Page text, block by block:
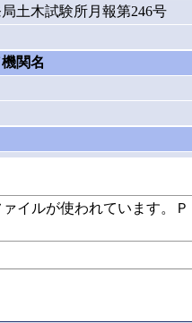
土木試験所月報第246号
関名
イルが使われています。